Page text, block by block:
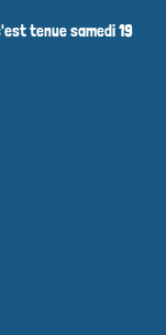
tenue samedi 19